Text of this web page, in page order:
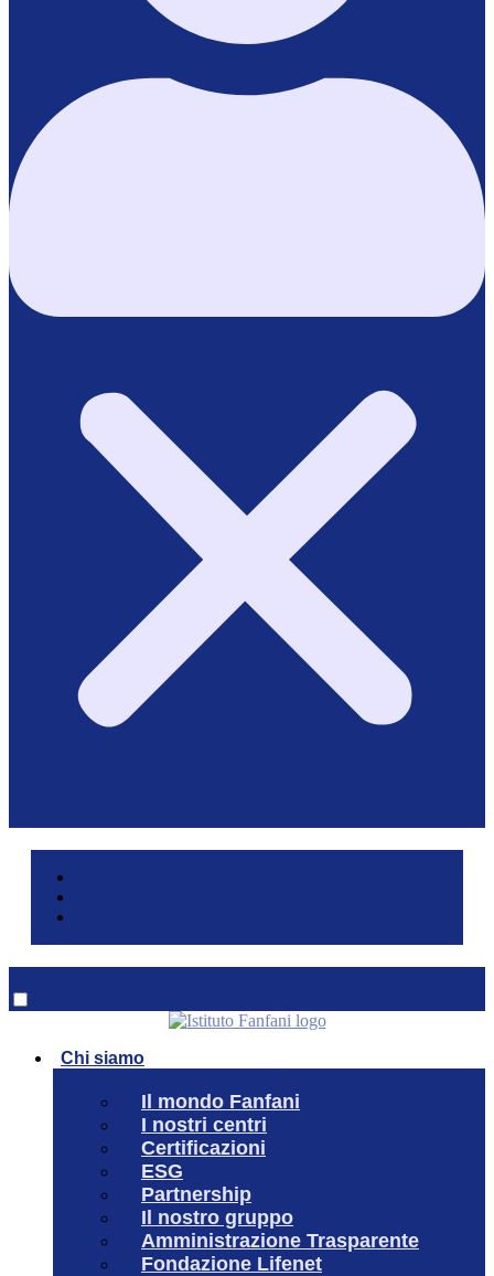
Chi siamo
Il mondo Fanfani
I nostri centri
Certificazioni
ESG
Partnership
Il nostro gruppo
Amministrazione Trasparente
Fondazione Lifenet